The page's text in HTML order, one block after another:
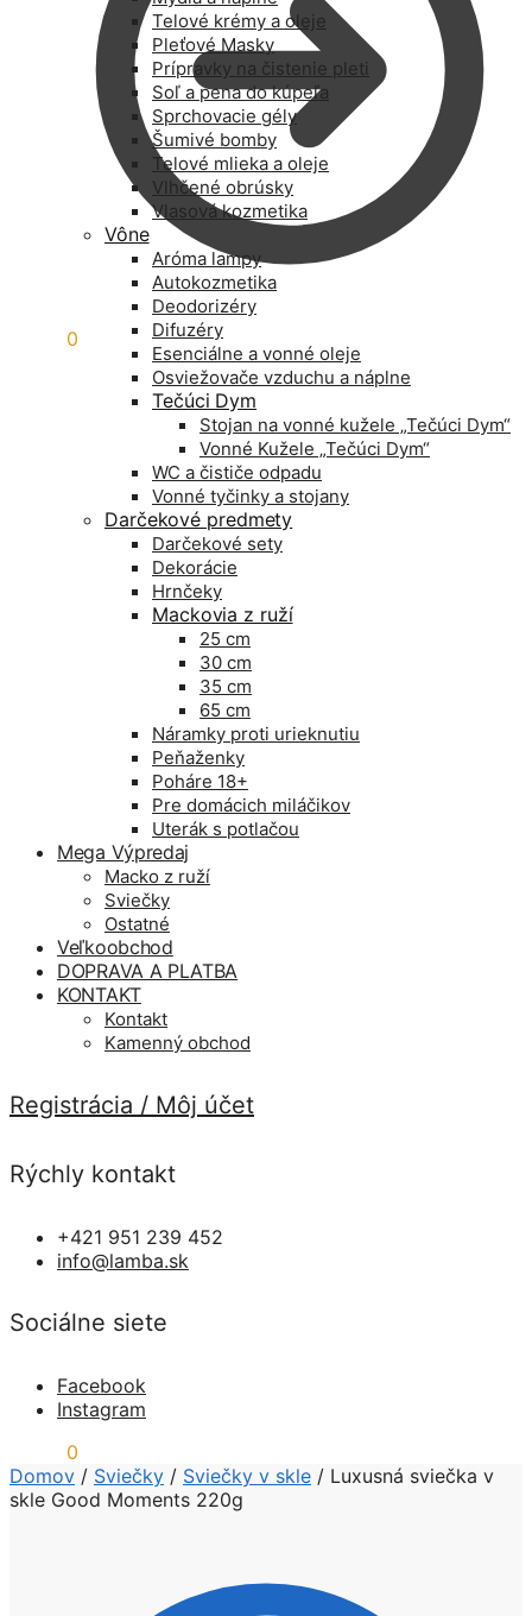
0
Telové krémy a oleje
Pleťové Masky
Prípravky na čistenie pleti
Soľ a pena do kúpeľa
Sprchovacie gély
Šumivé bomby
Telové mlieka a oleje
Vlhčené obrúsky
Vlasová kozmetika
Vône
Aróma lampy
Autokozmetika
Deodorizéry
Difuzéry
Esenciálne a vonné oleje
Osviežovače vzduchu a náplne
Tečúci Dym
Stojan na vonné kužele „Tečúci Dym“
Vonné Kužele „Tečúci Dym“
WC a čističe odpadu
Vonné tyčinky a stojany
Darčekové predmety
Darčekové sety
Dekorácie
Hrnčeky
Mackovia z ruží
25 cm
30 cm
35 cm
65 cm
Náramky proti urieknutiu
Peňaženky
Poháre 18+
Pre domácich miláčikov
Uterák s potlačou
Mega Výpredaj
Macko z ruží
Sviečky
Ostatné
Veľkoobchod
DOPRAVA A PLATBA
KONTAKT
Kontakt
Kamenný obchod
Registrácia / Môj účet
Rýchly kontakt
+421 951 239 452
info@lamba.sk
Sociálne siete
Facebook
Instagram
0
Domov / Sviečky / Sviečky v skle / Luxusná sviečka v
skle Good Moments 220g